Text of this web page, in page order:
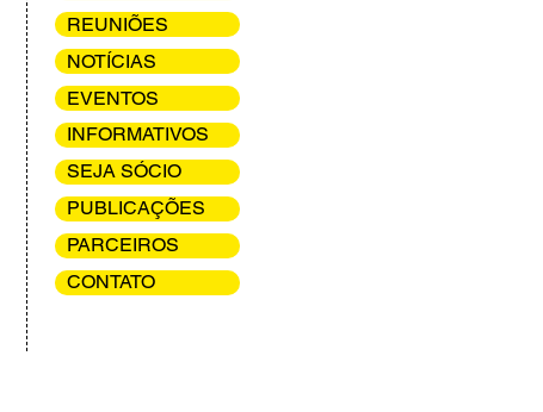
REUNIÕES
NOTÍCIAS
EVENTOS
INFORMATIVOS
SEJA SÓCIO
PUBLICAÇÕES
PARCEIROS
CONTATO